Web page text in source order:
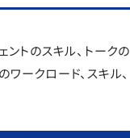
ントのスキル、トークの
ークロード、スキル、